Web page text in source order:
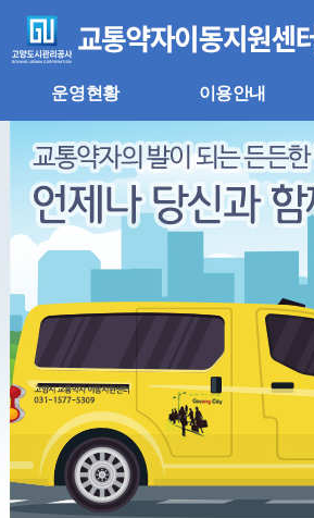
뉴
바
기
바
로
운영현황 이용안내